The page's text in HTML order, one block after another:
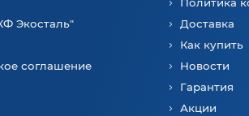
Экосталь"
соглашение
Доставка
Как купить
Новости
Гарантия
Акции